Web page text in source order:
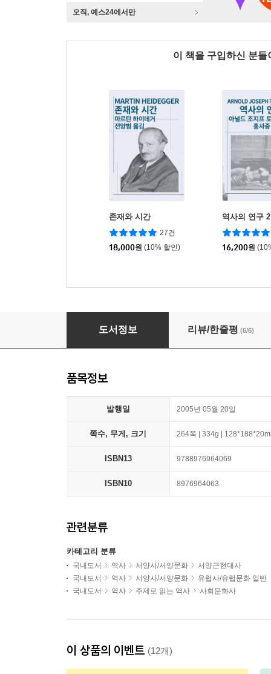
오직, 예스24에서만
이 책을 구입하신 분
존재와 시간
27건
18,000원 (10% 할인)
역사의 연구 2
16,200원
대중의 반역
도서정보 리뷰/한줄평 (6/6)
품목정보
발행일 2005년 05월 20일
쪽수, 무게, 크기 264쪽 | 334g |
ISBN13 9788976964069
ISBN10 8976964063
관련분류
카테고리 분류
국내도서 역사 서양사/서양문화
서양근현대사
국내도서
역사 서양사/서양문화
유럽사/유럽문화 일반
국내도서
역사 주제로 읽는 역사 사회문화사
이 상품의 이벤트 (12개)